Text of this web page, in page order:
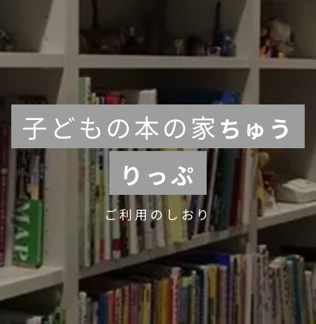
子どもの本の家ちゅう
りっぷ
ご利用のしおり